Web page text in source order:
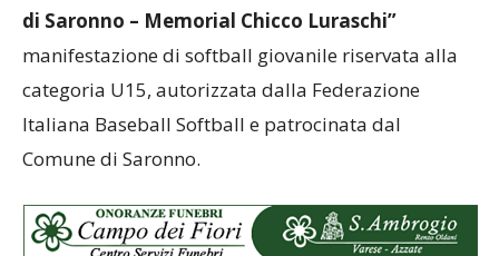
di Saronno – Memorial Chicco Luraschi”
manifestazione di softball giovanile riservata alla
categoria U15, autorizzata dalla Federazione
Italiana Baseball Softball e patrocinata dal
Comune di Saronno.